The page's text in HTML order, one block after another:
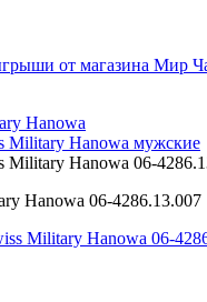
Hanowa
Military Hanowa мужские
Military Hanowa 06-
Hanowa 06-4286.13.007